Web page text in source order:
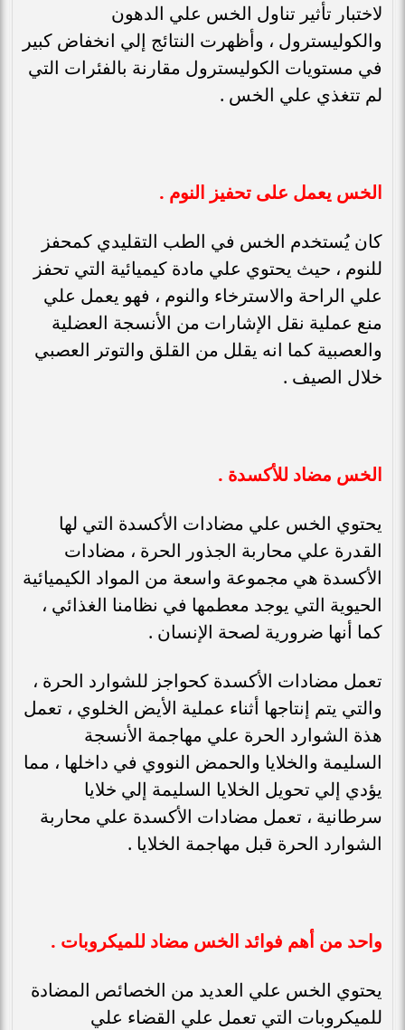
لاختبار تأثير تناول الخس علي الدهون
والكوليسترول ، وأظهرت النتائج إلي انخفاض كبير
في مستويات الكوليسترول مقارنة بالفئرات التي
لم تتغذي علي الخس .
الخس يعمل على تحفيز النوم .
كان يُستخدم الخس في الطب التقليدي كمحفز
للنوم ، حيث يحتوي علي مادة كيميائية التي تحفز
علي الراحة والاسترخاء والنوم ، فهو يعمل علي
منع عملية نقل الإشارات من الأنسجة العضلية
والعصبية كما انه يقلل من القلق والتوتر العصبي
خلال الصيف .
الخس مضاد للأكسدة .
يحتوي الخس علي مضادات الأكسدة التي لها
القدرة علي محاربة الجذور الحرة ، مضادات
الأكسدة هي مجموعة واسعة من المواد الكيميائية
الحيوية التي يوجد معطمها في نظامنا الغذائي ،
كما أنها ضرورية لصحة الإنسان .
تعمل مضادات الأكسدة كحواجز للشوارد الحرة ،
والتي يتم إنتاجها أثناء عملية الأيض الخلوي ، تعمل
هذة الشوارد الحرة علي مهاجمة الأنسجة
السليمة والخلايا والحمض النووي في داخلها ، مما
يؤدي إلي تحويل الخلايا السليمة إلي خلايا
سرطانية ، تعمل مضادات الأكسدة علي محاربة
الشوارد الحرة قبل مهاجمة الخلايا .
واحد من أهم فوائد الخس مضاد للميكروبات .
يحتوي الخس علي العديد من الخصائص المضادة
للميكروبات التي تعمل علي القضاء علي